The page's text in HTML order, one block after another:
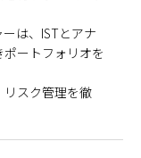
は、ISTとアナ
ートフォリオを
スク管理を徹